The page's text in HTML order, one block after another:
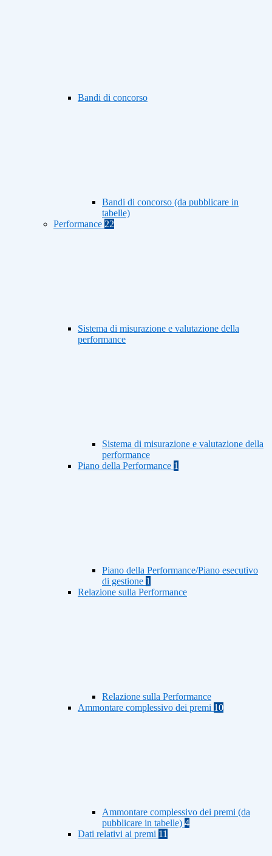
Bandi di concorso
Bandi di concorso (da pubblicare in
tabelle)
Performance 22
Sistema di misurazione e valutazione della
performance
Sistema di misurazione e valutazione della
performance
Piano della Performance 1
Piano della Performance/Piano esecutivo
di gestione 1
Relazione sulla Performance
Relazione sulla Performance
Ammontare complessivo dei premi 10
Ammontare complessivo dei premi (da
pubblicare in tabelle) 4
Dati relativi ai premi 11